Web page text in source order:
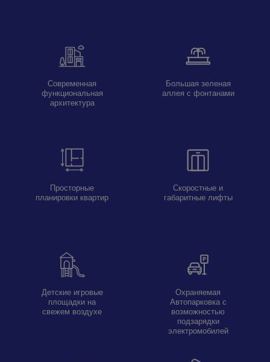
Современная
функциональная
архитектура
Большая зеленая
аллея с фонтанами
Просторные
планировки квартир
Скоростные и
габаритные лифты
Детские игровые
площадки на
свежем воздухе
Охраняемая
Автопарковка с
возможностью
подзарядки
электромобилей